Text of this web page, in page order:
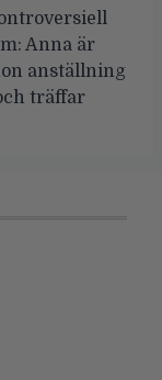
Anna är
anställning
träffar